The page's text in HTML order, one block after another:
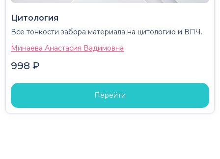
Цитология
Все тонкости забора материала на цитологию и ВПЧ.
Минаева Анастасия Вадимовна
998 ₽
Перейти